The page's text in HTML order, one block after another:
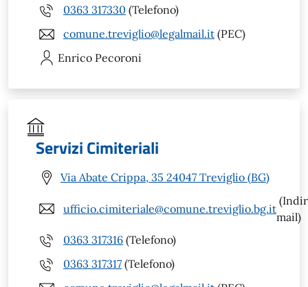
0363 317330 (Telefono)
comune.treviglio@legalmail.it (PEC)
Enrico Pecoroni
Servizi Cimiteriali
Via Abate Crippa, 35 24047 Treviglio (BG)
ufficio.cimiteriale@comune.treviglio.bg.it
mail)
0363 317316 (Telefono)
0363 317317 (Telefono)